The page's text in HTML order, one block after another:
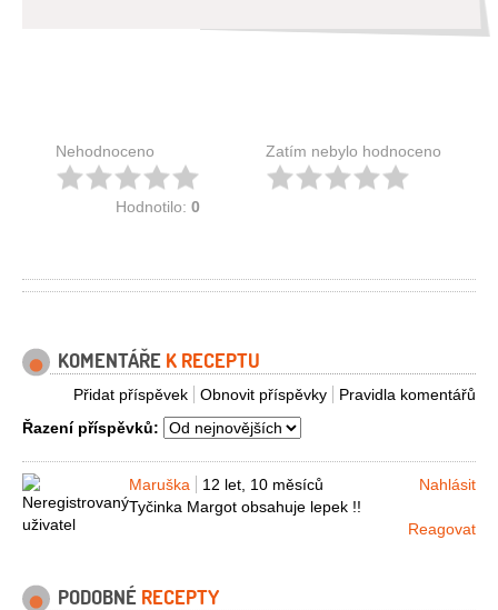
Nehodnoceno
Hodnotilo: 0
Zatím nebylo hodnoceno
KOMENTÁŘE K RECEPTU
Pravidla komentářů
Obnovit příspěvky
Přidat příspěvek
Řazení příspěvků:
Maruška 12 let, 10 měsíců
Nahlásit
Tyčinka Margot obsahuje lepek !!
Reagovat
PODOBNÉ RECEPTY